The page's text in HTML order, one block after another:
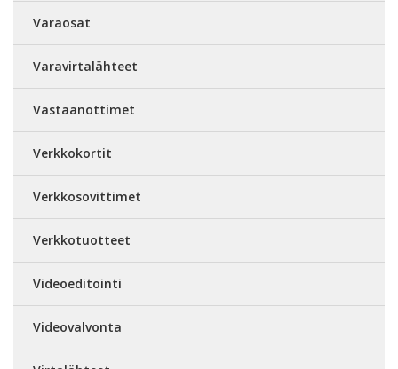
Varaosat
Varavirtalähteet
Vastaanottimet
Verkkokortit
Verkkosovittimet
Verkkotuotteet
Videoeditointi
Videovalvonta